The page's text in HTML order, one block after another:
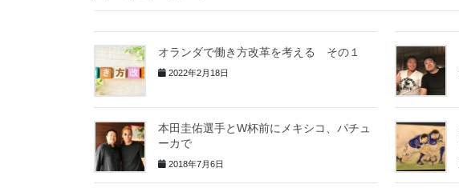
オランダで働き方改革を考える その１
2022年2月18日
本田圭佑選手とW杯前にメキシコ、パチュ
ーカで
2018年7月6日